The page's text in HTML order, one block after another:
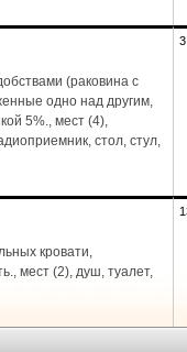
(раковина с
одно над другим,
5%., мест (4),
стол, стул,
3
кровати,
мест (2), душ, туалет,